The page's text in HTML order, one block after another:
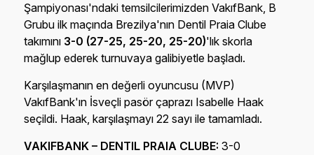
Şampiyonası'ndaki temsilcilerimizden VakıfBank, B
Grubu ilk maçında Brezilya'nın Dentil Praia Clube
takımını 3-0 (27-25, 25-20, 25-20)'lık skorla
mağlup ederek turnuvaya galibiyetle başladı.
Karşılaşmanın en değerli oyuncusu (MVP)
VakıfBank'ın İsveçli pasör çaprazı Isabelle Haak
seçildi. Haak, karşılaşmayı 22 sayı ile tamamladı.
VAKIFBANK – DENTIL PRAIA CLUBE:3-0